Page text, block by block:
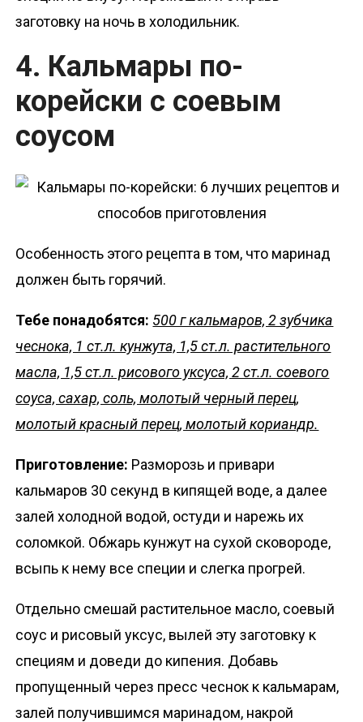
заготовку на ночь в холодильник.
4. Кальмары по-
корейски с соевым
соусом
Особенность этого рецепта в том, что маринад
должен быть горячий.
Тебе понадобятся: 500 г кальмаров, 2 зубчика
чеснока, 1 ст.л. кунжута, 1,5 ст.л. растительного
масла, 1,5 ст.л. рисового уксуса, 2 ст.л. соевого
соуса, сахар, соль, молотый черный перец,
молотый красный перец, молотый кориандр.
Приготовление: Разморозь и привари
кальмаров 30 секунд в кипящей воде, а далее
залей холодной водой, остуди и нарежь их
соломкой. Обжарь кунжут на сухой сковороде,
всыпь к нему все специи и слегка прогрей.
Отдельно смешай растительное масло, соевый
соус и рисовый уксус, вылей эту заготовку к
специям и доведи до кипения. Добавь
пропущенный через пресс чеснок к кальмарам,
залей получившимся маринадом, накрой